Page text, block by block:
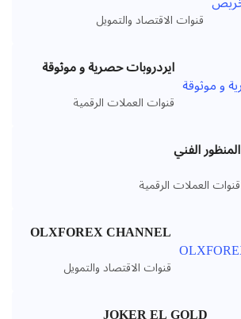
قنوات الاقتصاد والتمويل
ايردروبات حصرية و موثوقة
قنوات العملات الرقمية
المنظور الفني
قنوات العملات الرقمية
OLXFOREX CHANNEL
قنوات الاقتصاد والتمويل